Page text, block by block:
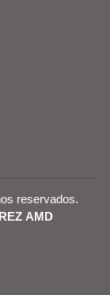
reservados.
AMD